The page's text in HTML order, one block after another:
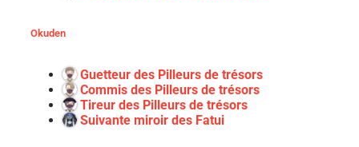
Okuden
Guetteur des Pilleurs de trésors
Commis des Pilleurs de trésors
Tireur des Pilleurs de trésors
Suivante miroir des Fatui